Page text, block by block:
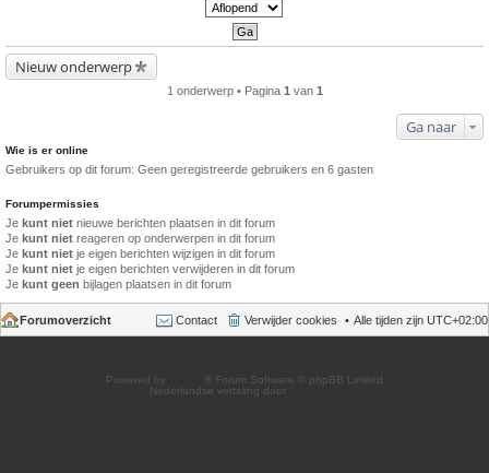
Nieuw onderwerp
1 onderwerp • Pagina 1 van 1
Ga naar
Wie is er online
Gebruikers op dit forum: Geen geregistreerde gebruikers en 6 gasten
Forumpermissies
Je kunt niet nieuwe berichten plaatsen in dit forum
Je kunt niet reageren op onderwerpen in dit forum
Je kunt niet je eigen berichten wijzigen in dit forum
Je kunt niet je eigen berichten verwijderen in dit forum
Je kunt geen bijlagen plaatsen in dit forum
Forumoverzicht Alle tijden zijn UTC+02:00
Verwijder cookies
Contact
Powered by
® Forum Software © phpBB Limited
Nederlandse vertaling door